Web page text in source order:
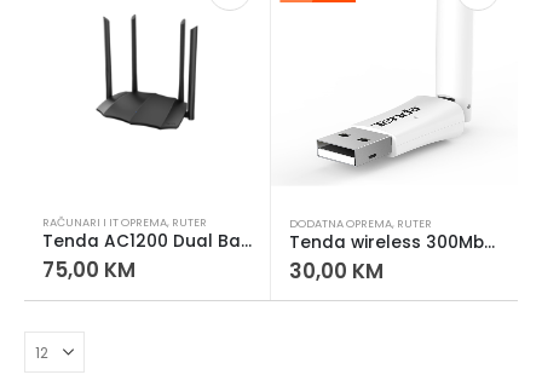
RAČUNARI I IT OPREMA, RUTER
Tenda AC1200 Dual Band Gigabit WiFi Router 1200Mbps MU-MIMO
75,00 KM
DODATNA OPREMA, RUTER
Tenda wireless 300Mbps
30,00 KM